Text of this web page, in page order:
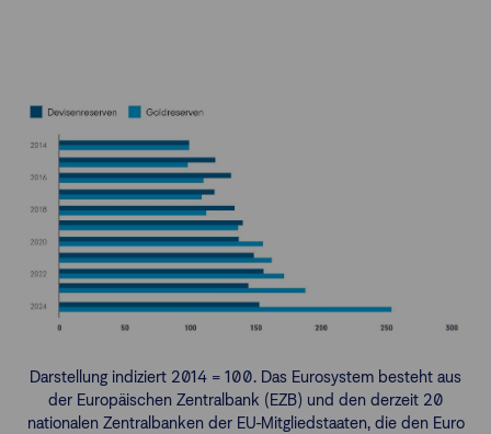
Darstellung indiziert 2014 = 100. Das Eurosystem besteht aus
der Europäischen Zentralbank (EZB) und den derzeit 20
nationalen Zentralbanken der EU-Mitgliedstaaten, die den Euro